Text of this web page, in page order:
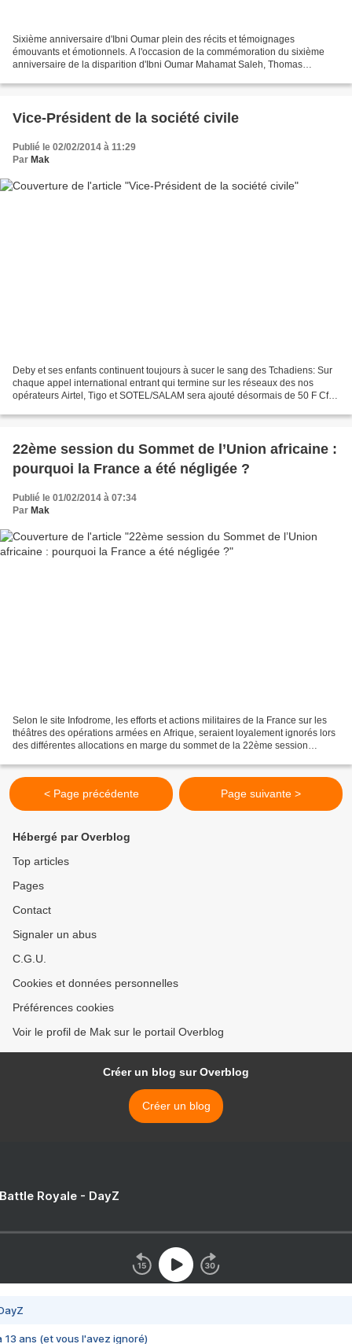
Sixième anniversaire d'Ibni Oumar plein des récits et témoignages
émouvants et émotionnels. A l'occasion de la commémoration du sixième
anniversaire de la disparition d'Ibni Oumar Mahamat Saleh, Thomas
Vice-Président de la société civile
Publié le 02/02/2014 à 11:29
Par Mak
Deby et ses enfants continuent toujours à sucer le sang des Tchadiens: Sur
chaque appel international entrant qui termine sur les réseaux des nos
opérateurs Airtel, Tigo et SOTEL/SALAM sera ajouté désormais de 50 F Cfa
22ème session du Sommet de l’Union africaine :
pourquoi la France a été négligée ?
Publié le 01/02/2014 à 07:34
Par Mak
Selon le site Infodrome, les efforts et actions militaires de la France sur les
théâtres des opérations armées en Afrique, seraient loyalement ignorés lors
des différentes allocations en marge du sommet de la 22ème session
< Page précédente Page suivante >
Hébergé par Overblog
Top articles
Pages
Contact
Signaler un abus
C.G.U.
Cookies et données personnelles
Préférences cookies
Voir le profil de Mak sur le portail Overblog
Créer un blog sur Overblog
Créer un blog
Royale - DayZ
13 ans (et vous l'avez ignoré)